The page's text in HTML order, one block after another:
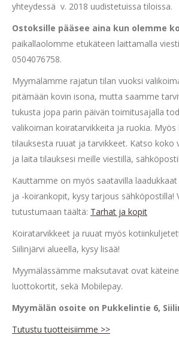
yhteydessä v. 2018 uudistetuissa tiloissa.
Ostoksille pääsee aina kun olemme
paikallaolomme etukäteen laittamalla
0504076758.
Myymälämme rajatun tilan vuoksi
pitämään kovin isona, mutta saamme
tukusta jopa parin päivän toimitusajalla
valikoiman koiratarvikkeita ja ruokia. Myös
tilauksesta ruuat ja tarvikkeet. Katso koko
ja laita tilauksesi meille viestillä,
Kauttamme on myös saatavilla
ja -koirankopit, kysy tarjous sähköpostilla!
tutustumaan täältä: Tarhat ja kopit
Koiratarvikkeet ja ruuat myös
Siilinjärvi alueella, kysy lisää!
Myymälässämme maksutavat ovat
luottokortit, sekä Mobilepay.
Myymälän osoite on Pukkelintie 6,
Tutustu tuotteisiimme >>